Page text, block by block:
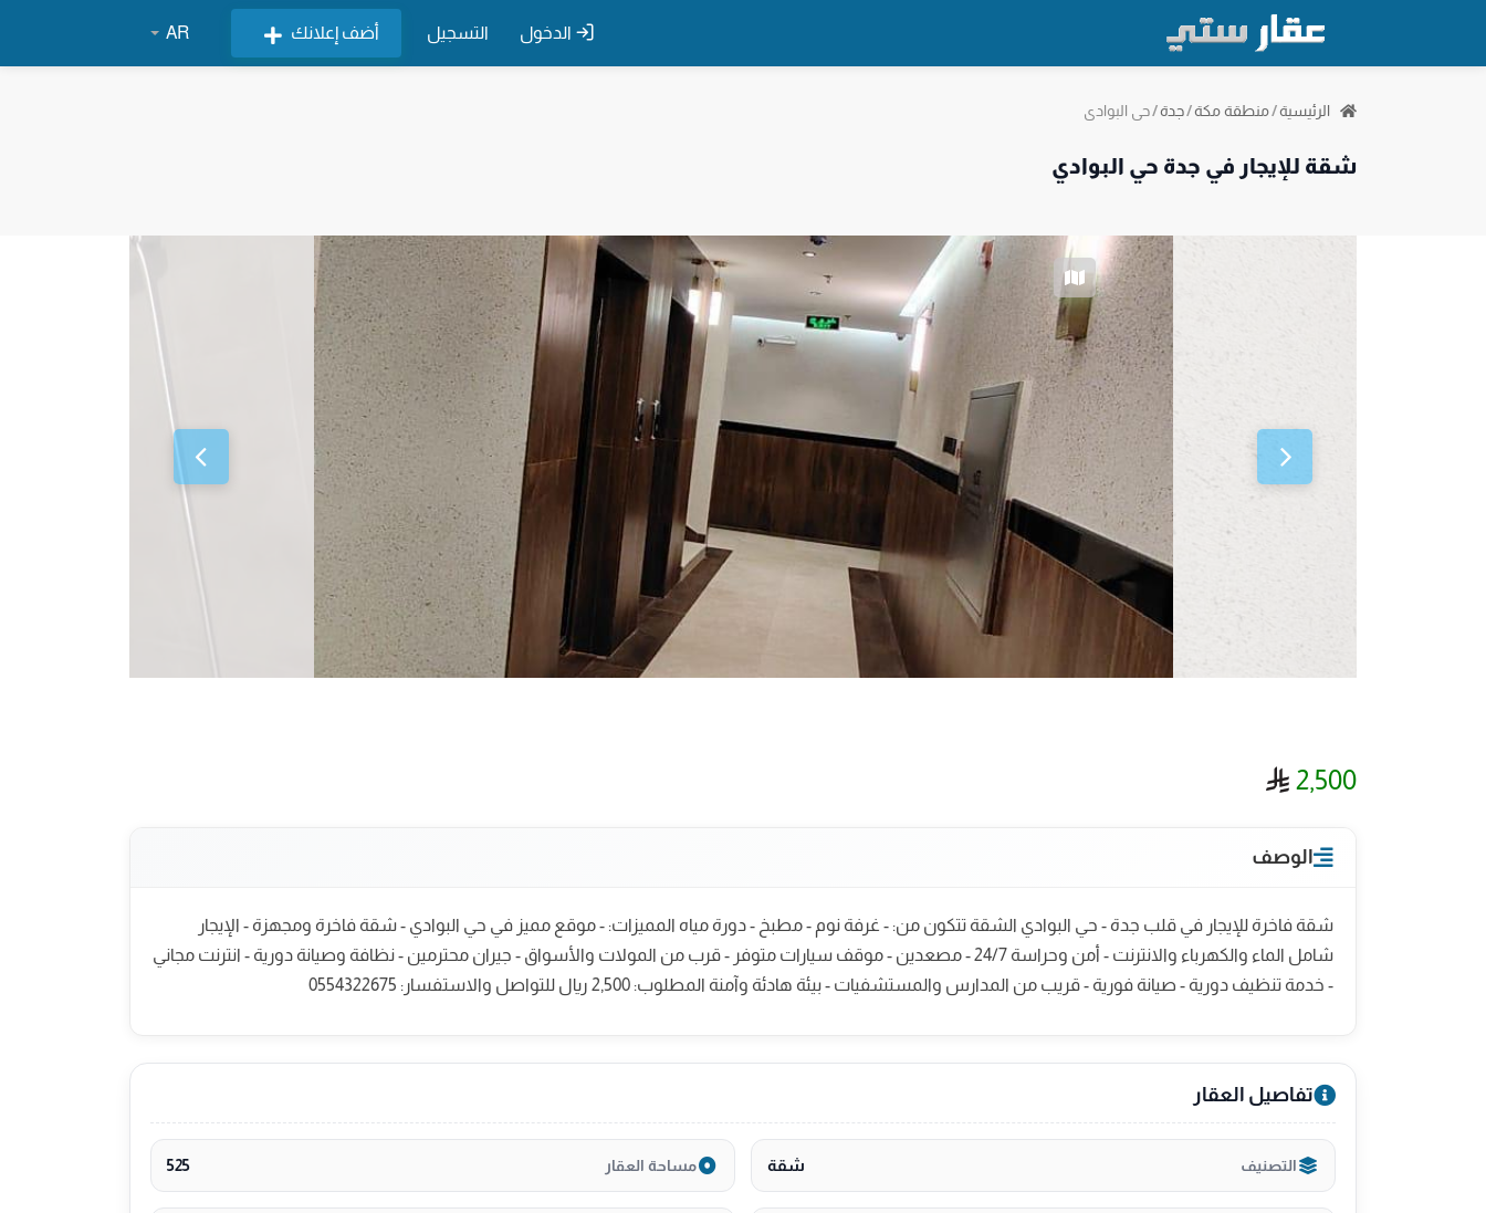
الدخول التسجيل أضف إعلانك AR
الرئيسية/منطقة مكة/جدة/حي البوادي
شقة للإيجار في جدة حي البوادي
2,500
الوصف
شقة فاخرة للإيجار في قلب جدة - حي البوادي الشقة تتكون من: - غرفة نوم - مطبخ - دورة مياه المميزات: - موقع مميز في حي البوادي - شقة فاخرة ومجهزة - الإيجار
شامل الماء والكهرباء والانترنت - أمن وحراسة 24/7 - مصعدين - موقف سيارات متوفر - قرب من المولات والأسواق - جيران محترمين - نظافة وصيانة دورية - انترنت مجاني
- خدمة تنظيف دورية - صيانة فورية - قريب من المدارس والمستشفيات - بيئة هادئة وآمنة المطلوب: 2,500 ريال للتواصل والاستفسار: 0554322675
تفاصيل العقار
التصنيف شقة مساحة العقار 525